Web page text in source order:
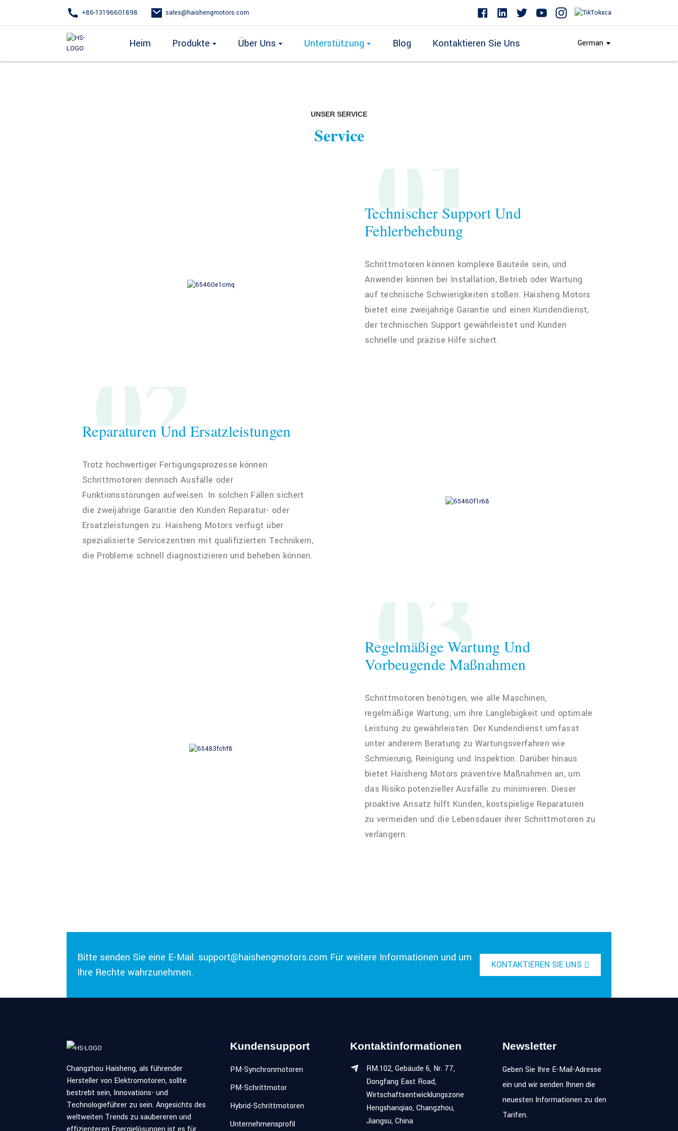
+86-13196601898 sales@haishengmotors.com
Heim Produkte Über Uns Unterstützung Blog Kontaktieren Sie Uns German
UNSER SERVICE
Service 01
Technischer Support Und
Fehlerbehebung
Schrittmotoren können komplexe Bauteile sein, und
Anwender können bei Installation, Betrieb oder Wartung
auf technische Schwierigkeiten stoßen. Haisheng Motors
bietet eine zweijährige Garantie und einen Kundendienst,
der technischen Support gewährleistet und Kunden
schnelle und präzise Hilfe sichert.
02
Reparaturen Und Ersatzleistungen
Trotz hochwertiger Fertigungsprozesse können
Schrittmotoren dennoch Ausfälle oder
Funktionsstörungen aufweisen. In solchen Fällen sichert
die zweijährige Garantie den Kunden Reparatur- oder
Ersatzleistungen zu. Haisheng Motors verfügt über
spezialisierte Servicezentren mit qualifizierten Technikern,
die Probleme schnell diagnostizieren und beheben können.
03
Regelmäßige Wartung Und
Vorbeugende Maßnahmen
Schrittmotoren benötigen, wie alle Maschinen,
regelmäßige Wartung, um ihre Langlebigkeit und optimale
Leistung zu gewährleisten. Der Kundendienst umfasst
unter anderem Beratung zu Wartungsverfahren wie
Schmierung, Reinigung und Inspektion. Darüber hinaus
bietet Haisheng Motors präventive Maßnahmen an, um
das Risiko potenzieller Ausfälle zu minimieren. Dieser
proaktive Ansatz hilft Kunden, kostspielige Reparaturen
zu vermeiden und die Lebensdauer ihrer Schrittmotoren zu
verlängern.
Bitte senden Sie eine E-Mail. support@haishengmotors.com Für weitere Informationen und um
Ihre Rechte wahrzunehmen.
KONTAKTIEREN SIE UNS
Changzhou Haisheng, als führender
Hersteller von Elektromotoren, sollte
bestrebt sein, Innovations- und
Technologieführer zu sein. Angesichts des
weltweiten Trends zu saubereren und
Kundensupport
PM-Synchronmotoren
PM-Schrittmotor
Hybrid-Schrittmotoren
Unternehmensprofil
Kontaktinformationen
RM.102, Gebäude 6, Nr. 77,
Dongfang East Road,
Wirtschaftsentwicklungszone
Hengshanqiao, Changzhou,
Jiangsu, China
Newsletter
Geben Sie Ihre E-Mail-Adresse
ein und wir senden Ihnen die
neuesten Informationen zu den
Tarifen.